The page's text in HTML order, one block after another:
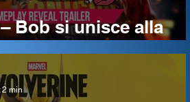
Bob si unisce alla
2 min